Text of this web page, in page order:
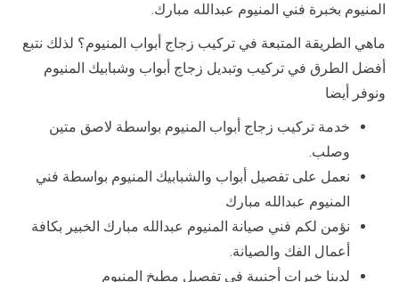
المنيوم بخبرة فني المنيوم عبدالله مبارك.
ماهي الطريقة المتبعة في تركيب زجاج أبواب المنيوم؟ لذلك نتبع
أفضل الطرق في تركيب وتبديل زجاج أبواب وشبابيك المنيوم
ونوفر أيضا
خدمة تركيب زجاج أبواب المنيوم بواسطة لاصق متين
وصلب.
نعمل على تفصيل أبواب والشبابيك المنيوم بواسطة فني
المنيوم عبدالله مبارك
نؤمن لكم فني صيانة المنيوم عبدالله مبارك الخبير بكافة
أعمال الفك والصيانة.
لدينا خبرات أجنبية في تفصيل مطبخ المنيوم